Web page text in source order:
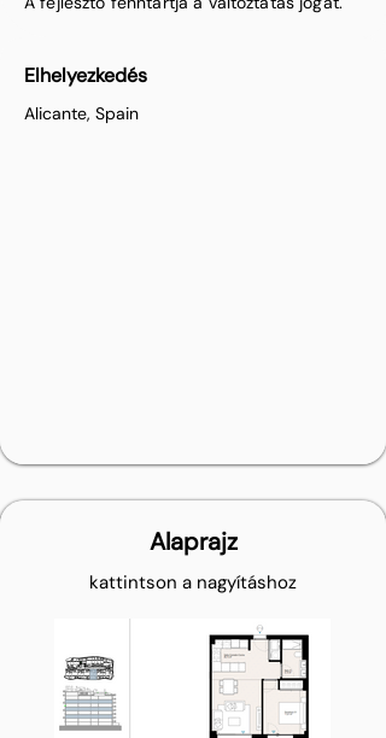
Elhelyezkedés
Alicante, Spain
Alaprajz
kattintson a nagyításhoz